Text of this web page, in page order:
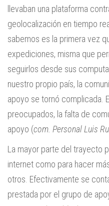
llevaban una plataforma
geolocalización en tiempo
sabemos es la primera vez
expediciones, misma que
seguirlos desde sus
nuestro propio país, la
apoyo se tornó complicada.
preocupados, la falta de
apoyo (com. Personal Luis
La mayor parte del trayecto
internet como para hacer
otros. Efectivamente se
prestada por el grupo de